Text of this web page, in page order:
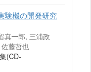
験機の開発研究
真一郎, 三浦政
藤哲也
(CD-